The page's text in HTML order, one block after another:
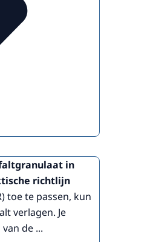
in
richtlijn
toe te passen, kun
verlagen. Je
de ...